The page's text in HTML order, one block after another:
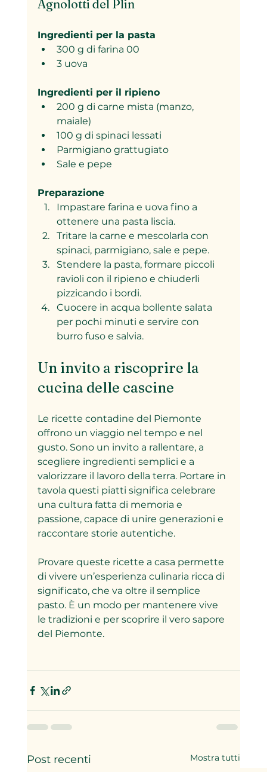
Agnolotti del Plin
Ingredienti per la pasta
300 g di farina 00
3 uova
Ingredienti per il ripieno
200 g di carne mista (manzo,
maiale)
100 g di spinaci lessati
Parmigiano grattugiato
Sale e pepe
Preparazione
Impastare farina e uova fino a
ottenere una pasta liscia.
Tritare la carne e mescolarla con
spinaci, parmigiano, sale e pepe.
Stendere la pasta, formare piccoli
ravioli con il ripieno e chiuderli
pizzicando i bordi.
Cuocere in acqua bollente salata
per pochi minuti e servire con
burro fuso e salvia.
Un invito a riscoprire la
cucina delle cascine
Le ricette contadine del Piemonte
offrono un viaggio nel tempo e nel
gusto. Sono un invito a rallentare, a
scegliere ingredienti semplici e a
valorizzare il lavoro della terra. Portare in
tavola questi piatti significa celebrare
una cultura fatta di memoria e
passione, capace di unire generazioni e
raccontare storie autentiche.
Provare queste ricette a casa permette
di vivere un’esperienza culinaria ricca di
significato, che va oltre il semplice
pasto. È un modo per mantenere vive
le tradizioni e per scoprire il vero sapore
del Piemonte.
Post recenti Mostra tutti